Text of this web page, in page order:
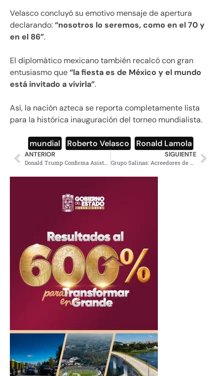
Velasco concluyó su emotivo mensaje de apertura
declarando:“nosotros lo seremos, como en el 70 y
en el 86”.
El diplomático mexicano también recalcó con gran
entusiasmo que“la fiesta es de México y el mundo
está invitado a vivirla”.
Así, la nación azteca se reporta completamente lista
para la histórica inauguración del torneo mundialista.
mundial Roberto Velasco Ronald Lamola
ANTERIOR
Donald Trump Confirma Asistencia a Partidos
SIGUIENTE
Grupo Salinas: Acreedores de TV Azteca Ampliarán Demanda